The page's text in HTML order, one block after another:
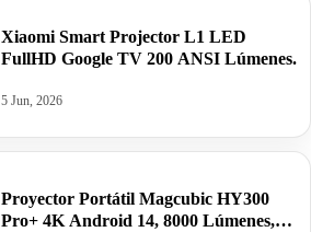
Xiaomi Smart Projector L1 LED
FullHD Google TV 200 ANSI Lúmenes.
5 Jun, 2026
Proyector Portátil Magcubic HY300
Pro+ 4K Android 14, 8000 Lúmenes,